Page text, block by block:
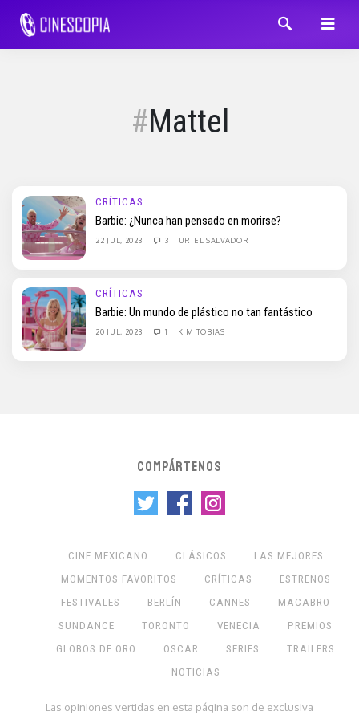
Mattel
CRÍTICAS
Barbie: ¿Nunca han pensado en morirse?
22 JUL, 2023 3 URIEL SALVADOR
CRÍTICAS
Barbie: Un mundo de plástico no tan fantástico
20 JUL, 2023 1 KIM TOBIAS
COMPÁRTENOS
CINE MEXICANO CLÁSICOS
LAS MEJORES
MOMENTOS FAVORITOS
CRÍTICAS
ESTRENOS
FESTIVALES
BERLÍN CANNES
MACABRO
SUNDANCE
TORONTO VENECIA
PREMIOS
GLOBOS DE ORO
OSCAR SERIES
TRAILERS
NOTICIAS
Las opiniones vertidas en esta página son de exclusiva